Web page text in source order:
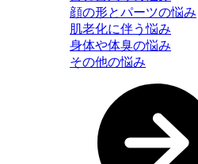
顔の形とパーツの悩み
肌老化に伴う悩み
身体や体臭の悩み
その他の悩み